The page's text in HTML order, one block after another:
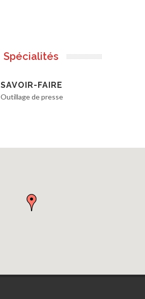
Spécialités
SAVOIR-FAIRE
Outillage de presse